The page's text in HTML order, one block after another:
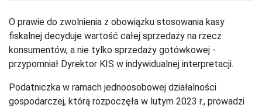
O prawie do zwolnienia z obowiązku stosowania kasy
fiskalnej decyduje wartość całej sprzedaży na rzecz
konsumentów, a nie tylko sprzedaży gotówkowej -
przypomniał Dyrektor KIS w indywidualnej interpretacji.
Podatniczka w ramach jednoosobowej działalności
gospodarczej, którą rozpoczęła w lutym 2023 r., prowadzi